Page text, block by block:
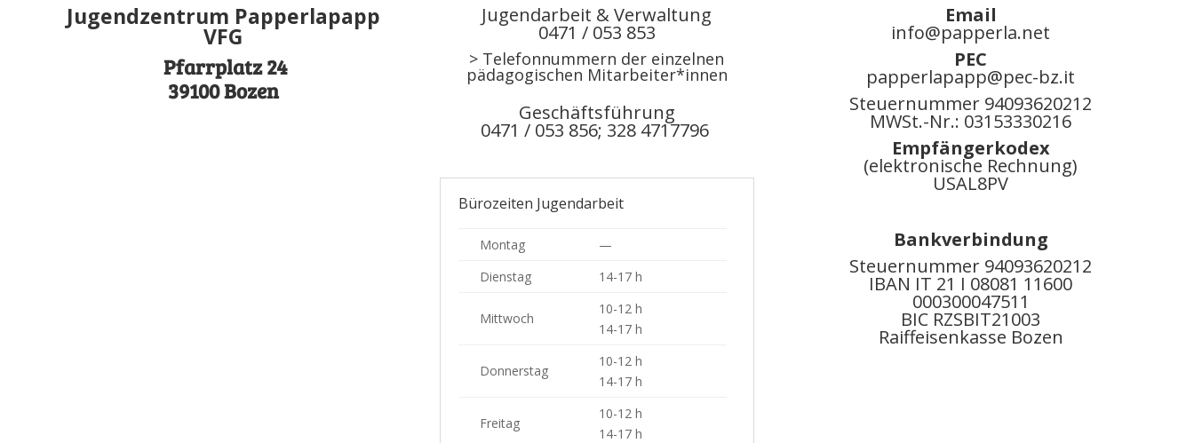
Jugendzentrum Papperlapapp
VFG
Pfarrplatz 24
39100 Bozen
Jugendarbeit & Verwaltung
0471 / 053 853
> Telefonnummern der einzelnen
pädagogischen Mitarbeiter*innen
Geschäftsführung
0471 / 053 856; 328 4717796
Bürozeiten Jugendarbeit
Montag
—
Dienstag
14-17 h
Mittwoch
10-12 h
14-17 h
Donnerstag
10-12 h
14-17 h
Freitag
10-12 h
14-17 h
Email
info@papperla.net
PEC
papperlapapp@pec-bz.it
Steuernummer 94093620212
MWSt.-Nr.: 03153330216
Empfängerkodex
(elektronische Rechnung)
USAL8PV
Bankverbindung
Steuernummer 94093620212
IBAN IT 21 I 08081 11600
000300047511
BIC RZSBIT21003
Raiffeisenkasse Bozen